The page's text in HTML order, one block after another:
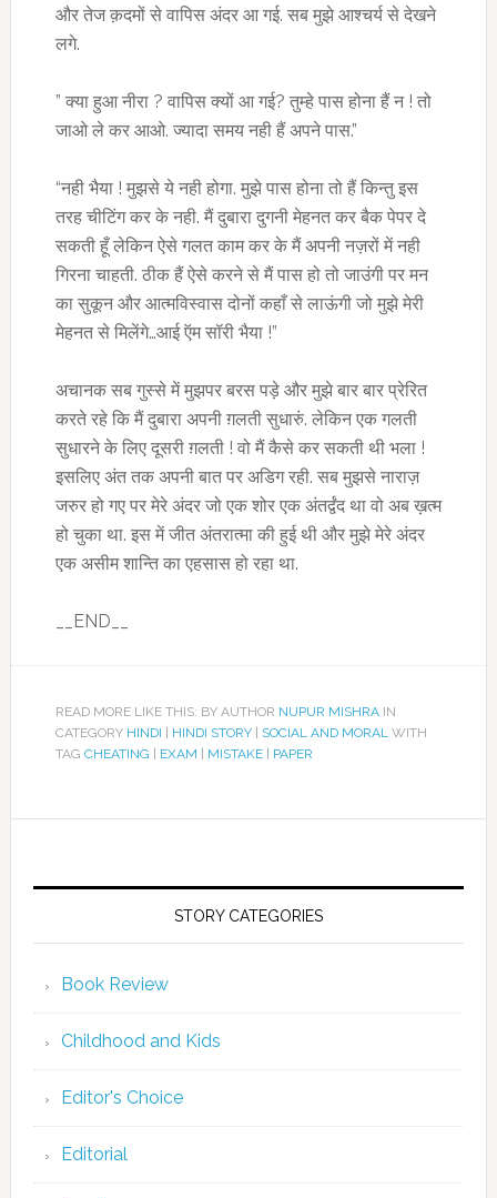
और तेज क़दमों से वापिस अंदर आ गई. सब मुझे आश्चर्य से देखने
लगे.
” क्या हुआ नीरा ? वापिस क्यों आ गई? तुम्हे पास होना हैं न ! तो
जाओ ले कर आओ. ज्यादा समय नही हैं अपने पास.”
“नही भैया ! मुझसे ये नही होगा. मुझे पास होना तो हैं किन्तु इस
तरह चीटिंग कर के नही. मैं दुबारा दुगनी मेहनत कर बैक पेपर दे
सकती हूँ लेकिन ऐसे गलत काम कर के मैं अपनी नज़रों में नही
गिरना चाहती. ठीक हैं ऐसे करने से मैं पास हो तो जाउंगी पर मन
का सुकून और आत्मविस्वास दोनों कहाँ से लाऊंगी जो मुझे मेरी
मेहनत से मिलेंगे…आई ऍम सॉरी भैया !”
अचानक सब गुस्से में मुझपर बरस पड़े और मुझे बार बार प्रेरित
करते रहे कि मैं दुबारा अपनी ग़लती सुधारुं. लेकिन एक गलती
सुधारने के लिए दूसरी ग़लती ! वो मैं कैसे कर सकती थी भला !
इसलिए अंत तक अपनी बात पर अडिग रही. सब मुझसे नाराज़
जरुर हो गए पर मेरे अंदर जो एक शोर एक अंतर्द्वंद था वो अब ख़त्म
हो चुका था. इस में जीत अंतरात्मा की हुई थी और मुझे मेरे अंदर
एक असीम शान्ति का एहसास हो रहा था.
__END__
READ MORE LIKE THIS: BY AUTHOR NUPUR MISHRAIN
CATEGORY HINDI | HINDI STORY| SOCIAL AND MORAL WITH
TAG CHEATING | EXAM | MISTAKE| PAPER
STORY CATEGORIES
Book Review
Childhood and Kids
Editor's Choice
Editorial